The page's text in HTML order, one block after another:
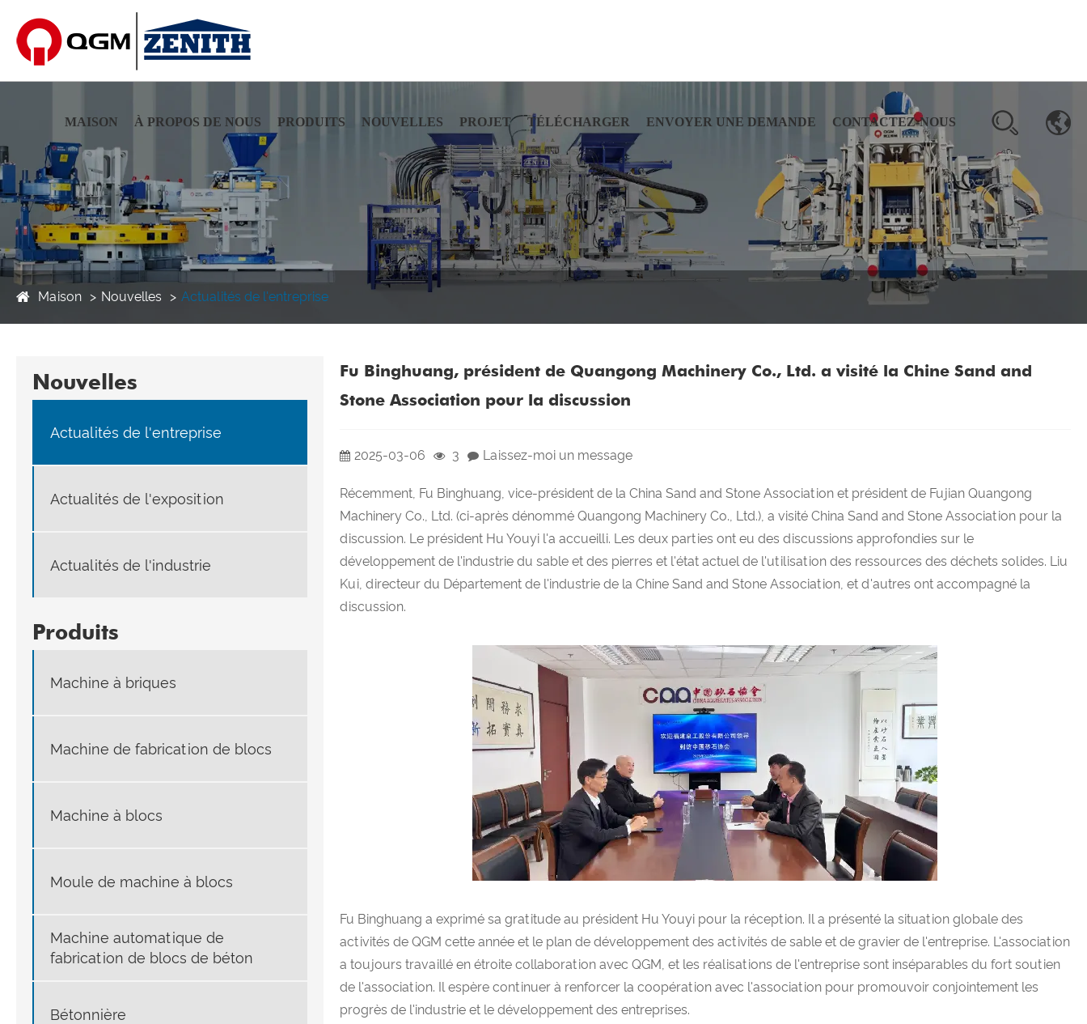
MAISON À PROPOS DE NOUS PRODUITS NOUVELLES PROJET TÉLÉCHARGER ENVOYER UNE DEMANDE CONTACTEZ-NOUS
Maison Nouvelles Actualités de l'entreprise
Nouvelles
Actualités de l'entreprise
Actualités de l'exposition
Actualités de l'industrie
Produits
Machine à briques
Machine de fabrication de blocs
Machine à blocs
Moule de machine à blocs
Machine automatique de
fabrication de blocs de béton
Bétonnière
Fu Binghuang, président de Quangong Machinery Co., Ltd. a visité la Chine Sand and
Stone Association pour la discussion
2025-03-06 3 Laissez-moi un message
Récemment, Fu Binghuang, vice-président de la China Sand and Stone Association et président de Fujian Quangong
Machinery Co., Ltd. (ci-après dénommé Quangong Machinery Co., Ltd.), a visité China Sand and Stone Association pour la
discussion. Le président Hu Youyi l'a accueilli. Les deux parties ont eu des discussions approfondies sur le
développement de l'industrie du sable et des pierres et l'état actuel de l'utilisation des ressources des déchets solides. Liu
Kui, directeur du Département de l'industrie de la Chine Sand and Stone Association, et d'autres ont accompagné la
discussion.
Fu Binghuang a exprimé sa gratitude au président Hu Youyi pour la réception. Il a présenté la situation globale des
activités de QGM cette année et le plan de développement des activités de sable et de gravier de l'entreprise. L'association
a toujours travaillé en étroite collaboration avec QGM, et les réalisations de l'entreprise sont inséparables du fort soutien
de l'association. Il espère continuer à renforcer la coopération avec l'association pour promouvoir conjointement les
progrès de l'industrie et le développement des entreprises.